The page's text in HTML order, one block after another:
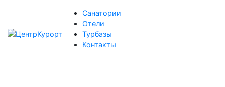
Санатории
Отели
Турбазы
Контакты